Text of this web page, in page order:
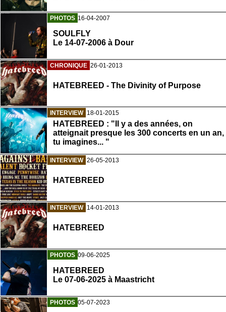
PHOTOS 16-04-2007
SOULFLY
Le 14-07-2006 à Dour
CHRONIQUE 26-01-2013
HATEBREED - The Divinity of Purpose
INTERVIEW 18-01-2015
HATEBREED : "Il y a des années, on
atteignait presque les 300 concerts en un an,
tu imagines... "
INTERVIEW 26-05-2013
HATEBREED
INTERVIEW 14-01-2013
HATEBREED
PHOTOS 09-06-2025
HATEBREED
Le 07-06-2025 à Maastricht
PHOTOS 05-07-2023